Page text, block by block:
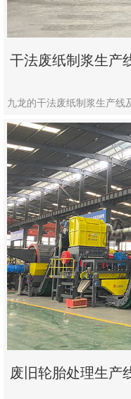
干法废纸制浆生产
九龙的干法废纸制浆生产线
废旧轮胎处理生产